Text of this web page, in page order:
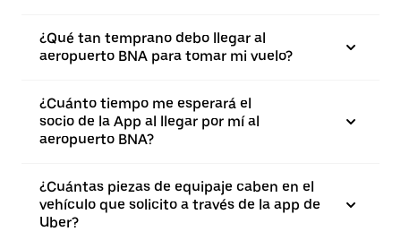
¿Qué tan temprano debo llegar al
aeropuerto BNA para tomar mi vuelo?
¿Cuánto tiempo me esperará el
socio de la App al llegar por mí al
aeropuerto BNA?
¿Cuántas piezas de equipaje caben en el
vehículo que solicito a través de la app de
Uber?